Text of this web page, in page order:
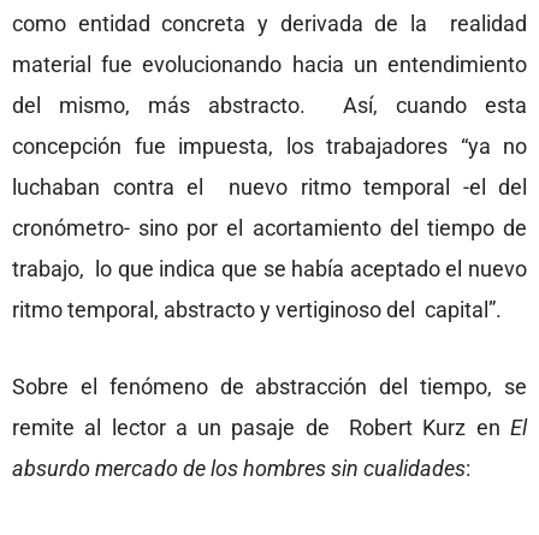
como entidad concreta y derivada de la realidad
material fue evolucionando hacia un entendimiento
del mismo, más abstracto. Así, cuando esta
concepción fue impuesta, los trabajadores “ya no
luchaban contra el nuevo ritmo temporal -el del
cronómetro- sino por el acortamiento del tiempo de
trabajo, lo que indica que se había aceptado el nuevo
ritmo temporal, abstracto y vertiginoso del capital”.
Sobre el fenómeno de abstracción del tiempo, se
remite al lector a un pasaje de Robert Kurz en El
absurdo mercado de los hombres sin cualidades: